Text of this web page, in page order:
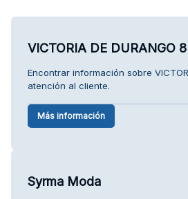
VICTORIA DE DURANGO 8
Encontrar información sobre
atención al cliente.
Más información
Syrma Moda